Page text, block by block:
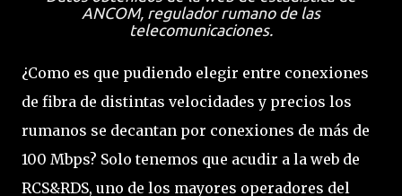
ANCOM, regulador rumano de las
telecomunicaciones.
¿Como es que pudiendo elegir entre conexiones
de fibra de distintas velocidades y precios los
rumanos se decantan por conexiones de más de
100 Mbps? Solo tenemos que acudir a la web de
RCS&RDS, uno de los mayores operadores del